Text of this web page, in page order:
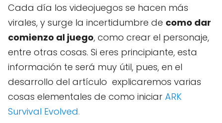
Cada día los videojuegos se hacen más
virales, y surge la incertidumbre de como dar
comienzo al juego, como crear el personaje,
entre otras cosas. Si eres principiante, esta
información te será muy útil, pues, en el
desarrollo del artículo explicaremos varias
cosas elementales de como iniciar ARK
Survival Evolved.